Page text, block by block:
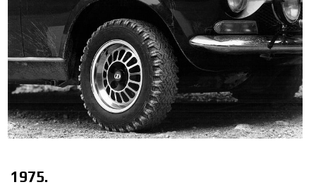
1975.